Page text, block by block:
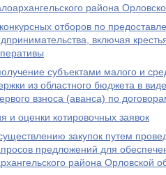
района
отборов по
включая
субъектами малого и
из областного бюджета в
взноса (аванса) по
и оценки котировочных заявок
закупок путем
предложений для
района Орловской